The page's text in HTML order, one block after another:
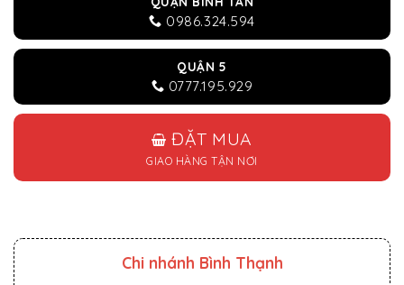
0986.324.594
QUẬN 5
0777.195.929
ĐẶT MUA
GIAO HÀNG TẬN NƠI
Chi nhánh Bình Thạnh